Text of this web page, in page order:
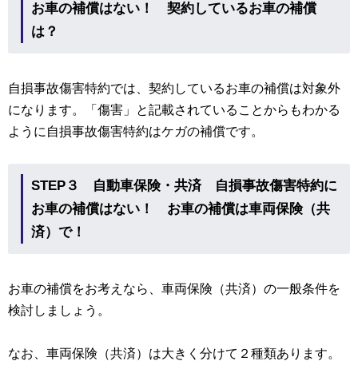
お車の補償はない！ 契約しているお車の補償
は？
自損事故傷害特約では、契約しているお車の補償は対象外
になります。「傷害」と記載されていることからもわかる
ように自損事故傷害特約はケガの補償です。
STEP３ 自動車保険・共済
自損事故傷害特約に
お車の補償はない！ お車の補償は車両保険（共
済）で！
お車の補償をお考えなら、車両保険（共済）の一般条件を
検討しましょう。
なお、車両保険（共済）は大きく分けて２種類あります。